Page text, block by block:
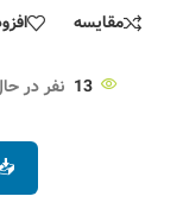
مقایسه
13 نفر در